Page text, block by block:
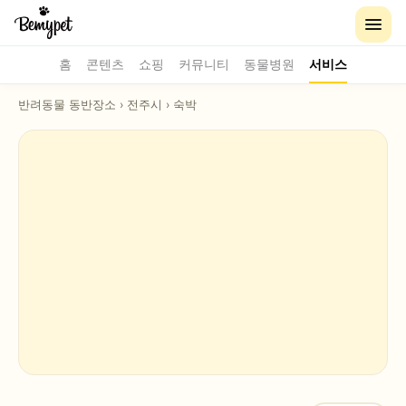
홈 콘텐츠 쇼핑 커뮤니티 동물병원 서비스
반려동물 동반장소 › 전주시 › 숙박